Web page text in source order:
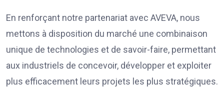
En renforçant notre partenariat avec AVEVA, nous
mettons à disposition du marché une combinaison
unique de technologies et de savoir-faire, permettant
aux industriels de concevoir, développer et exploiter
plus efficacement leurs projets les plus stratégiques.